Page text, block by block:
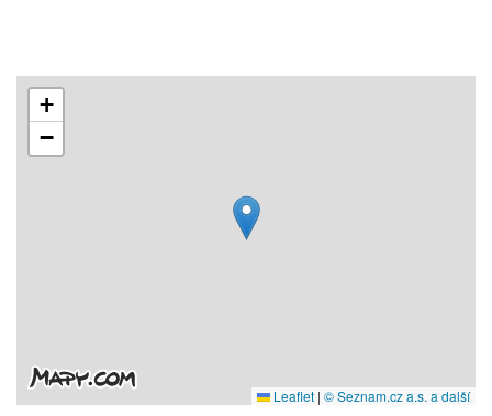
+
−
Leaflet | © Seznam.cz a.s. a další